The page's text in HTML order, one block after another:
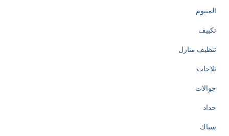
المنيوم
تكييف
تنظيف منازل
ثلاجات
جوالات
حداد
سباك